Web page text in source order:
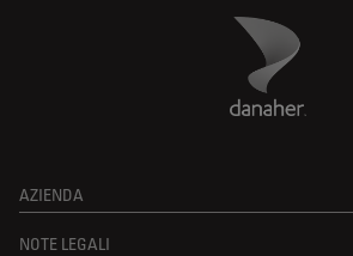
Danaher Logo
AZIENDA
NOTE LEGALI